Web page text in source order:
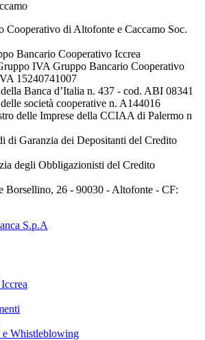
Cooperativo di Altofonte e Caccamo Soc.
Bancario Cooperativo Iccrea
IVA Gruppo Bancario Cooperativo
15240741007
Banca d’Italia n. 437 - cod. ABI 08341
società cooperative n. A144016
delle Imprese della CCIAA di Palermo n
di Garanzia dei Depositanti del Credito
degli Obbligazionisti del Credito
Borsellino, 26 - 90030 - Altofonte - CF:
S.p.A
Whistleblowing